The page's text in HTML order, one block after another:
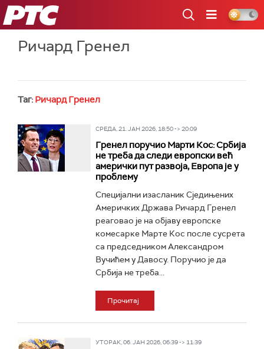
РТС
Ричард Гренел
Таг: Ричард Гренел
СРЕДА, 21. ЈАН 2026, 18:50 -> 20:09
Гренел поручио Марти Кос: Србија
не треба да следи европски већ
амерички пут развоја, Европа је у
проблему
Специјални изасланик Сједињених
Америчких Држава Ричард Гренел
реаговао је на објаву европске
комесарке Марте Кос после сусрета
са председником Александром
Вучићем у Давосу. Поручио је да
Србија не треба...
Прочитај
УТОРАК, 06. ЈАН 2026, 06:39 -> 11:39